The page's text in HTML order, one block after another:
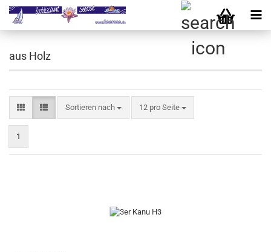
aus Holz
Sortieren nach
Sortieren nach 12 pro Seite
pro Seite
1